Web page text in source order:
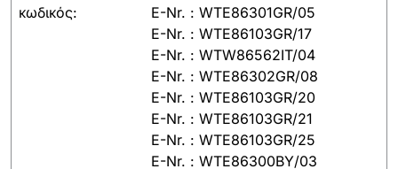
κωδικός:
E-Nr. : WTE86301GR/05
E-Nr. : WTE86103GR/17
E-Nr. : WTW86562IT/04
E-Nr. : WTE86302GR/08
E-Nr. : WTE86103GR/20
E-Nr. : WTE86103GR/21
E-Nr. : WTE86103GR/25
E-Nr. : WTE86300BY/03